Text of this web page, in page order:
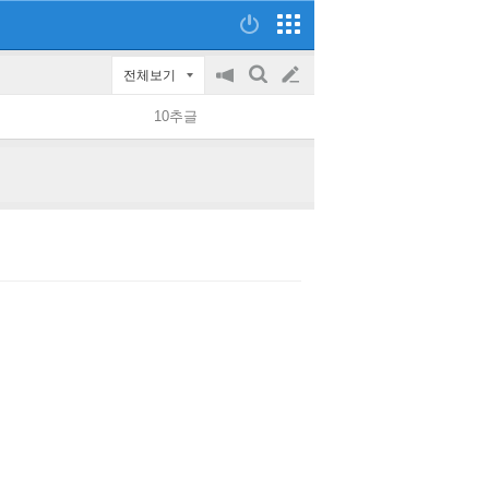
전체보기
공
on/off
검
글
쓰
10추글